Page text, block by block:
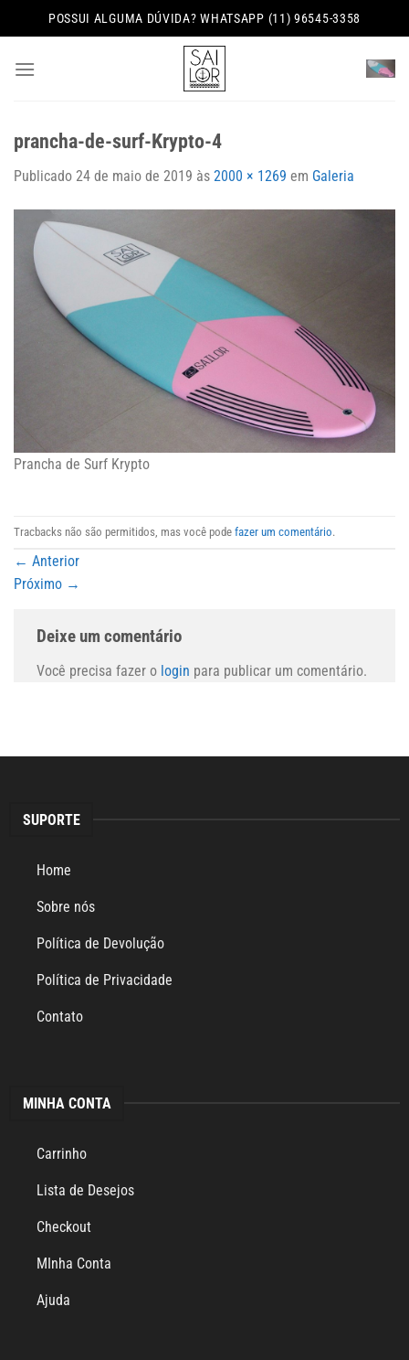
to
POSSUI ALGUMA DÚVIDA? WHATSAPP (11) 96545-3358
prancha-de-surf-Krypto-4
Publicado 24 de maio de 2019 às 2000 × 1269 em Galeria
Prancha de Surf Krypto
Tracbacks não são permitidos, mas você pode fazer um comentário.
← Anterior
Próximo →
Deixe um comentário
Você precisa fazer o login para publicar um comentário.
SUPORTE
Home
Sobre nós
Política de Devolução
Política de Privacidade
Contato
MINHA CONTA
Carrinho
Lista de Desejos
Checkout
MInha Conta
Ajuda